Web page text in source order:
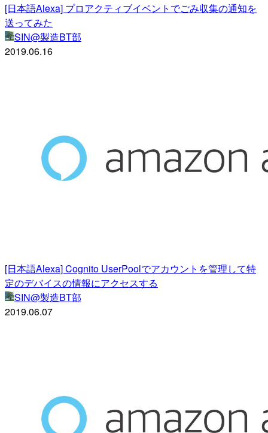
[日本語Alexa] プロアクティブイベントでごみ収集の通知を
送ってみた
SIN@製造BT部
2019.06.16
[日本語Alexa] Cognito UserPoolでアカウントを管理して特
定のデバイスの情報にアクセスする
SIN@製造BT部
2019.06.07